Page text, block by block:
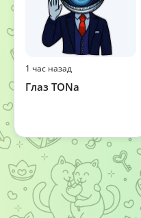
1 час назад
Глаз TONa